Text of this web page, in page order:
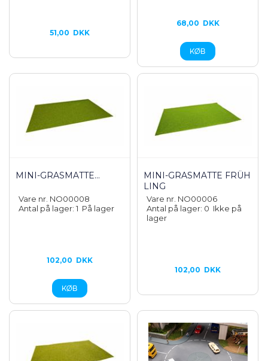
51,00 DKK
68,00 DKK
MINI-GRASMATTE...
Vare nr. NO00008
Antal på lager: 1 På lager
102,00 DKK
MINI-GRASMATTE FRÜH
LING
Vare nr. NO00006
Antal på lager: 0 Ikke på
lager
102,00 DKK